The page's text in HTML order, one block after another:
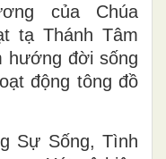
của Chúa
tạ Thánh Tâm
hướng đời sống
động tông đồ
Sự Sống, Tình